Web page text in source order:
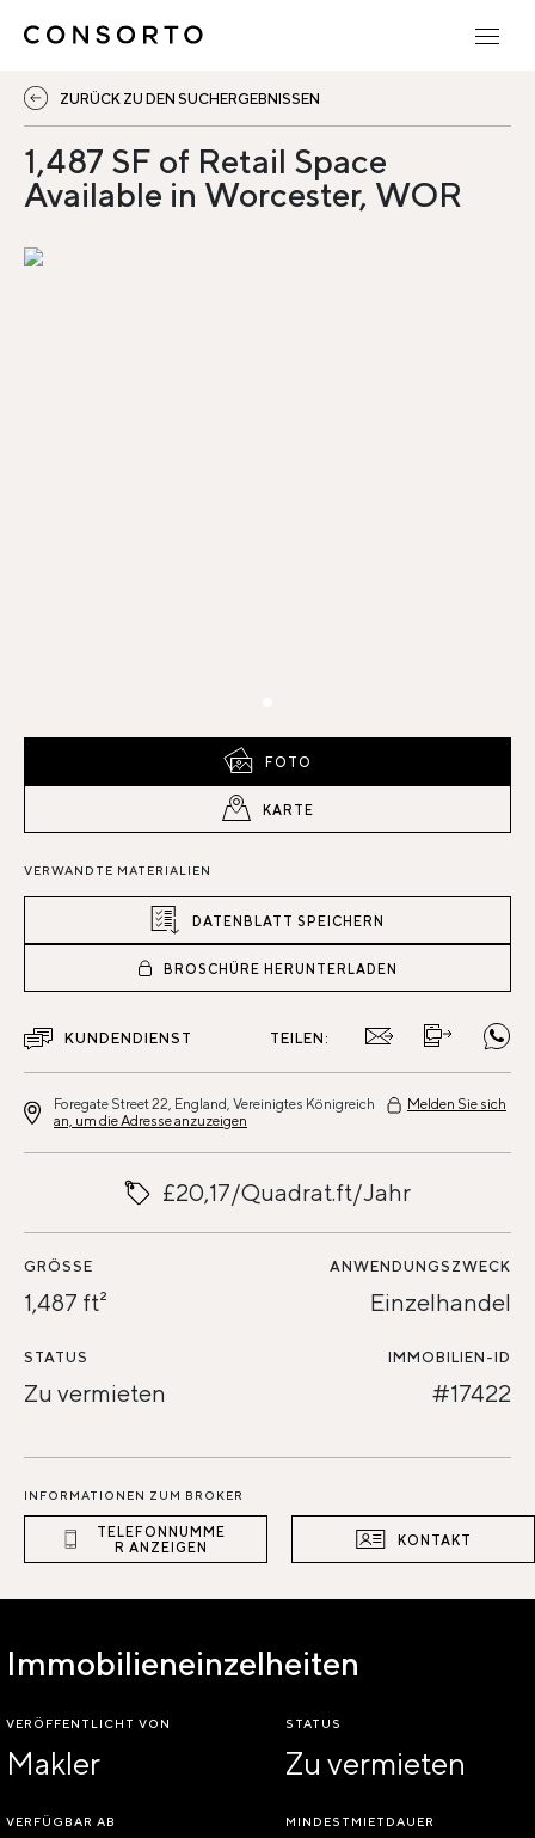
ZURÜCK ZU DEN SUCHERGEBNISSEN
1,487 SF of Retail Space
Available in Worcester, WOR
FOTO
KARTE
VERWANDTE MATERIALIEN
DATENBLATT SPEICHERN
BROSCHÜRE HERUNTERLADEN
KUNDENDIENST TEILEN:
Foregate Street 22, England, Vereinigtes Königreich
Melden Sie sich
an, um die Adresse anzuzeigen
£20,17/Quadrat.ft/Jahr
GRÖSSE
1,487 ft²
ANWENDUNGSZWECK
Einzelhandel
STATUS
Zu vermieten
IMMOBILIEN-ID
#17422
INFORMATIONEN ZUM BROKER
TELEFONNUMME
R ANZEIGEN
KONTAKT
Immobilieneinzelheiten
VERÖFFENTLICHT VON
Makler
STATUS
Zu vermieten
VERFÜGBAR AB MINDESTMIETDAUER